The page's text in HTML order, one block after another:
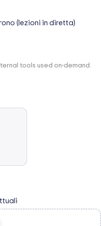
(lezioni in diretta)
tools used on-demand.